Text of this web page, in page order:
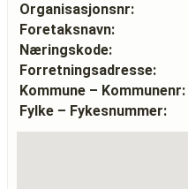
Organisasjonsnr:
Foretaksnavn:
Næringskode:
Forretningsadresse:
Kommune – Kommunenr:
Fylke – Fykesnummer: